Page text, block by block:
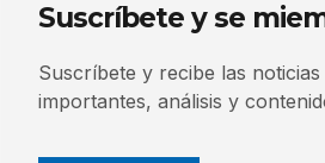
Suscríbete y se
Suscríbete y recibe las noticias
importantes, análisis y